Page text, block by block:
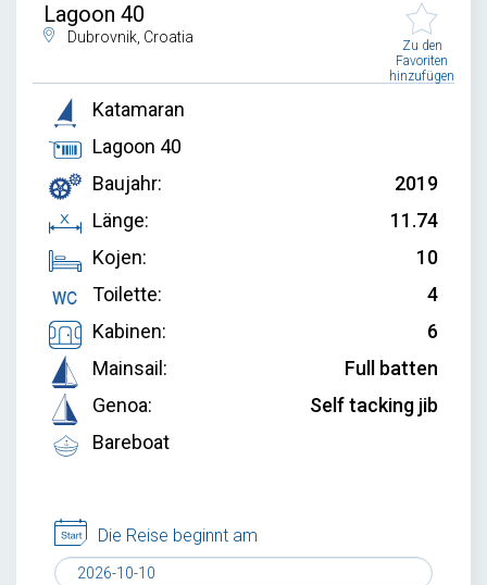
Lagoon 40
Dubrovnik, Croatia
Zu den
Favoriten
hinzufügen
Katamaran
Lagoon 40
Baujahr:
2019
Länge:
11.74
Kojen:
10
Toilette:
4
Kabinen:
6
Mainsail:
Full batten
Genoa:
Self tacking jib
Bareboat
Die Reise beginnt am